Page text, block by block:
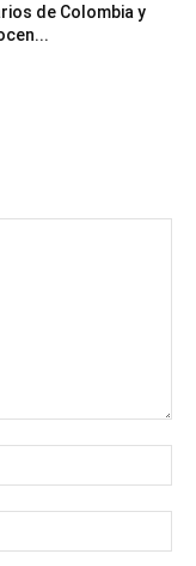
de Colombia y